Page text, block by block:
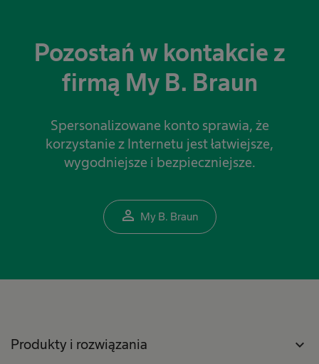
Pozostań w kontakcie z
firmą My B. Braun
Spersonalizowane konto sprawia, że
korzystanie z Internetu jest łatwiejsze,
wygodniejsze i bezpieczniejsze.
person_outline My B. Braun
Produkty i rozwiązania expand_more